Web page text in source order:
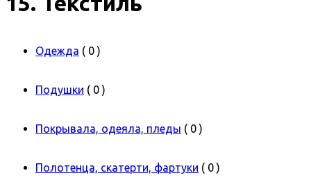
Одежда ( 0 )
Подушки ( 0 )
Покрывала, одеяла, пледы ( 0 )
Полотенца, скатерти, фартуки ( 0 )